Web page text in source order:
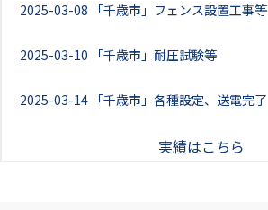
2025-03-08 「千歳市」フェンス設置工事等
2025-03-10 「千歳市」耐圧試験等
2025-03-14 「千歳市」各種設定、送電完了
実績はこちら